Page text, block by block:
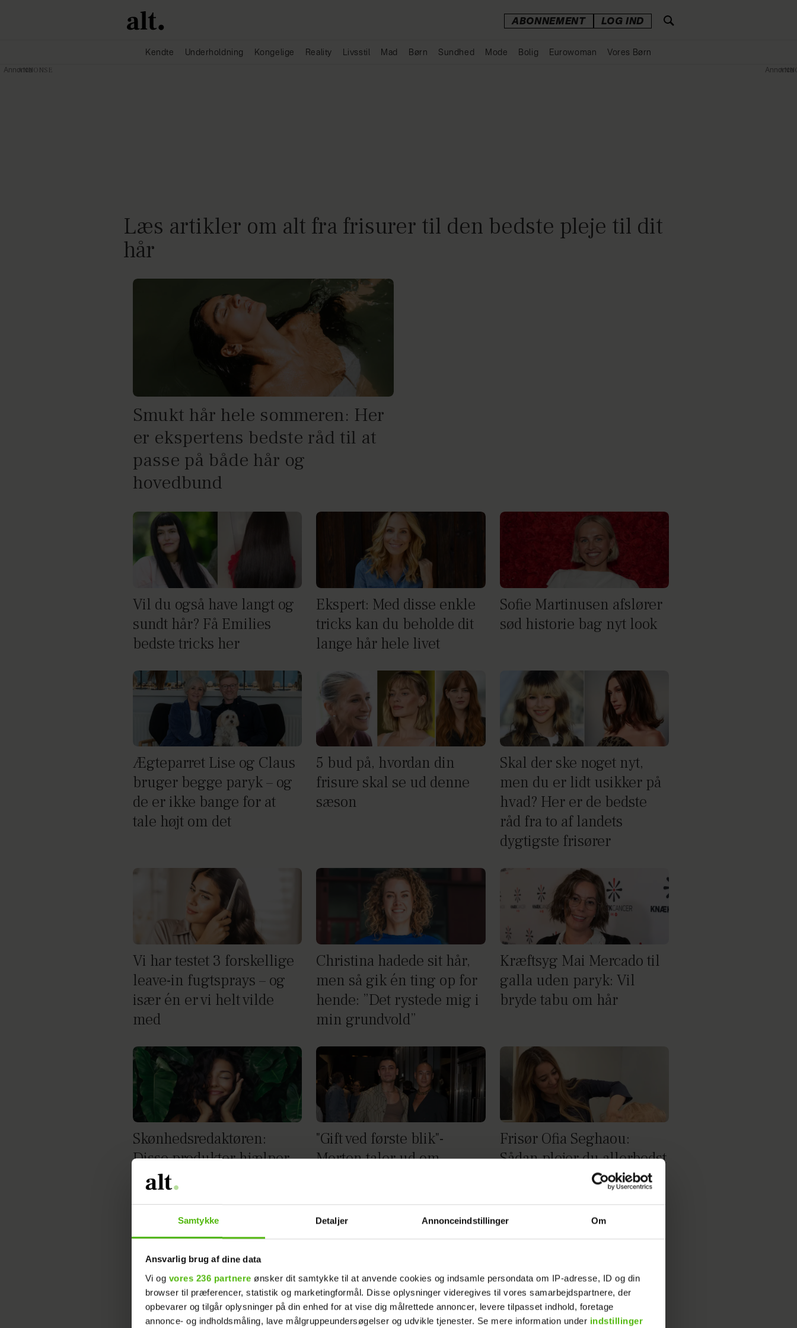
Samtykke Detaljer Annonceindstillinger Om
Ansvarlig brug af dine data
Vi og vores 236 partnere ønsker dit samtykke til at anvende cookies og indsamle persondata om IP-adresse, ID og din
browser til præferencer, statistik og marketingformål. Disse oplysninger videregives til vores samarbejdspartnere, der
opbevarer og tilgår oplysninger på din enhed for at vise dig målrettede annoncer, levere tilpasset indhold, foretage
annonce- og indholdsmåling, lave målgruppeundersøgelser og udvikle tjenester. Se mere information under indstillinger
ABONNEMENT LOG IND
Kendte Underholdning Kongelige Reality Livsstil Mad Børn Sundhed Mode Bolig Eurowoman Vores Børn
Læs artikler om alt fra frisurer til den bedste pleje til dit
hår
Smukt hår hele sommeren: Her
er ekspertens bedste råd til at
passe på både hår og
hovedbund
Vil du også have langt og
sundt hår? Få Emilies
bedste tricks her
Ekspert: Med disse enkle
tricks kan du beholde dit
lange hår hele livet
Sofie Martinusen afslører
sød historie bag nyt look
Ægteparret Lise og Claus
bruger begge paryk – og
de er ikke bange for at
tale højt om det
5 bud på, hvordan din
frisure skal se ud denne
sæson
Skal der ske noget nyt,
men du er lidt usikker på
hvad? Her er de bedste
råd fra to af landets
dygtigste frisører
Vi har testet 3 forskellige
leave-in fugtsprays – og
især én er vi helt vilde
med
Christina hadede sit hår,
men så gik én ting op for
hende: ”Det rystede mig i
min grundvold”
Kræftsyg Mai Mercado til
galla uden paryk: Vil
bryde tabu om hår
Skønhedsredaktøren:
Disse produkter hjælper
dig med at passe på håret
"Gift ved første blik"-
Morten taler ud om
Frisør Ofia Seghaou:
Sådan plejer du allerbedst
Annonce Annonce